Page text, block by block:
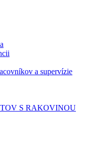
a supervízie
S RAKOVINOU